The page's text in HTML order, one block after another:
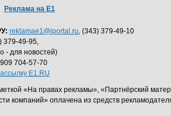
Реклама на Е1
reklamae1@iportal.ru, (343) 379-49-10
379-49-95,
- для новостей)
704-57-70
E1.RU
«На правах рекламы», «Партнёрский
компаний» оплачена из средств